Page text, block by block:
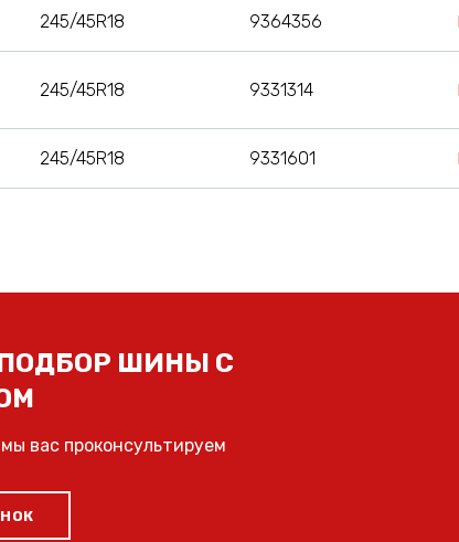
245/45R18 9364356
245/45R18 9331314
245/45R18 9331601
ШИНЫ С
вас проконсультируем